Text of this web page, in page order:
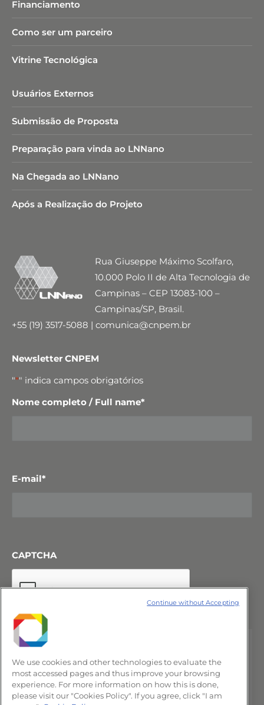
Financiamento
Como ser um parceiro
Vitrine Tecnológica
Usuários Externos
Submissão de Proposta
Preparação para vinda ao LNNano
Na Chegada ao LNNano
Após a Realização do Projeto
Rua Giuseppe Máximo Scolfaro,
10.000 Polo II de Alta Tecnologia de
Campinas – CEP 13083-100 –
Campinas/SP, Brasil.
+55 (19) 3517-5088 | comunica@cnpem.br
Newsletter CNPEM
"*" indica campos obrigatórios
Nome completo / Full name*
E-mail*
CAPTCHA
We use cookies and other technologies to evaluate the
most accessed pages and thus improve your browsing
experience. For more information on how this is done,
please visit our "Cookies Policy". If you agree, click "I am
Continue without Accepting